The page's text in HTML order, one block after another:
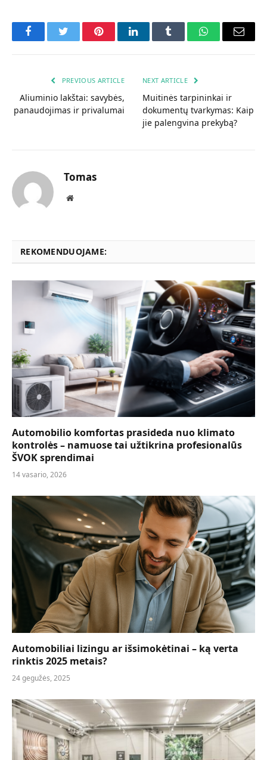
FacebookTwitter PinterestLinkedInTumblr WhatsAppEmail
PREVIOUS ARTICLE
Aliuminio lakštai: savybės,
panaudojimas ir privalumai
NEXT ARTICLE
Muitinės tarpininkai ir
dokumentų tvarkymas: Kaip
jie palengvina prekybą?
Tomas
Website
REKOMENDUOJAME:
Automobilio komfortas prasideda nuo klimato
kontrolės – namuose tai užtikrina profesionalūs
ŠVOK sprendimai
14 vasario, 2026
Automobiliai lizingu ar išsimokėtinai – ką verta
rinktis 2025 metais?
24 gegužės, 2025